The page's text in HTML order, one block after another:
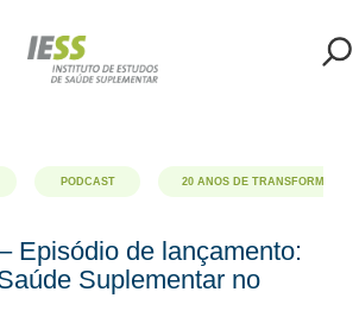
PODCAST 20 ANOS DE
Episódio de lançamento:
Suplementar no